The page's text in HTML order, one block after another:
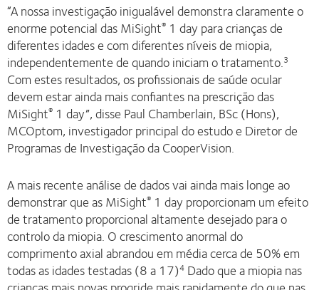
“A nossa investigação inigualável demonstra claramente o
enorme potencial das MiSight® 1 day para crianças de
diferentes idades e com diferentes níveis de miopia,
independentemente de quando iniciam o tratamento.3
Com estes resultados, os profissionais de saúde ocular
devem estar ainda mais confiantes na prescrição das
MiSight® 1 day”, disse Paul Chamberlain, BSc (Hons),
MCOptom, investigador principal do estudo e Diretor de
Programas de Investigação da CooperVision.
A mais recente análise de dados vai ainda mais longe ao
demonstrar que as MiSight® 1 day proporcionam um efeito
de tratamento proporcional altamente desejado para o
controlo da miopia. O crescimento anormal do
comprimento axial abrandou em média cerca de 50% em
todas as idades testadas (8 a 17)4 Dado que a miopia nas